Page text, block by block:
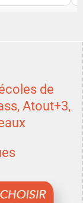
de
Atout+3,